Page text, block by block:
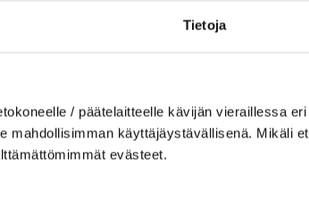
Tietoja
/ päätelaitteelle kävijän vieraillessa eri
mahdollisimman käyttäjäystävällisenä. Mikäli et
evästeet.